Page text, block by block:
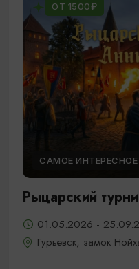
ОТ 1500₽
САМОЕ ИНТЕРЕСНОЕ
Рыцарский
01.05.2026 -
Гурьевск, замок